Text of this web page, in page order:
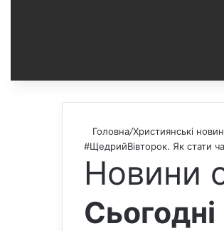
Головна/Християнські
#ЩедрийВівторок. Як стати
Новини
Сьогодні